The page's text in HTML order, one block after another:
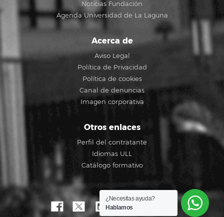
Noticias Fundación
Agenda Universidad de La Laguna
Acerca de
Aviso Legal
Política de Privacidad
Política de cookies
Canal de denuncias
Imagen corporativa
Otros enlaces
Perfil del contratante
Idiomas ULL
Catálogo formativo
¿Necesitas ayuda?
Hablamos